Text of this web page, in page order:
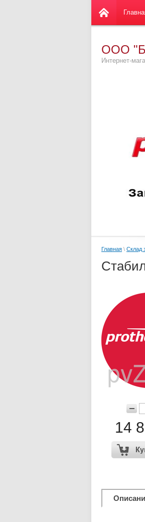
ООО
Интернет-
Главная \ Склад
14